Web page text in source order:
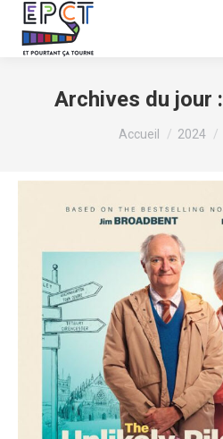
Archives du jour :
Vous êtes ici :
Accueil 2024